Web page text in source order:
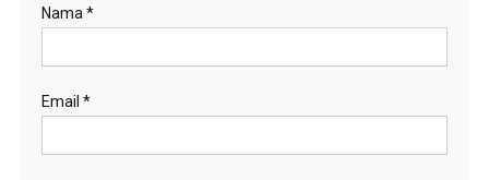
Nama*
Email *